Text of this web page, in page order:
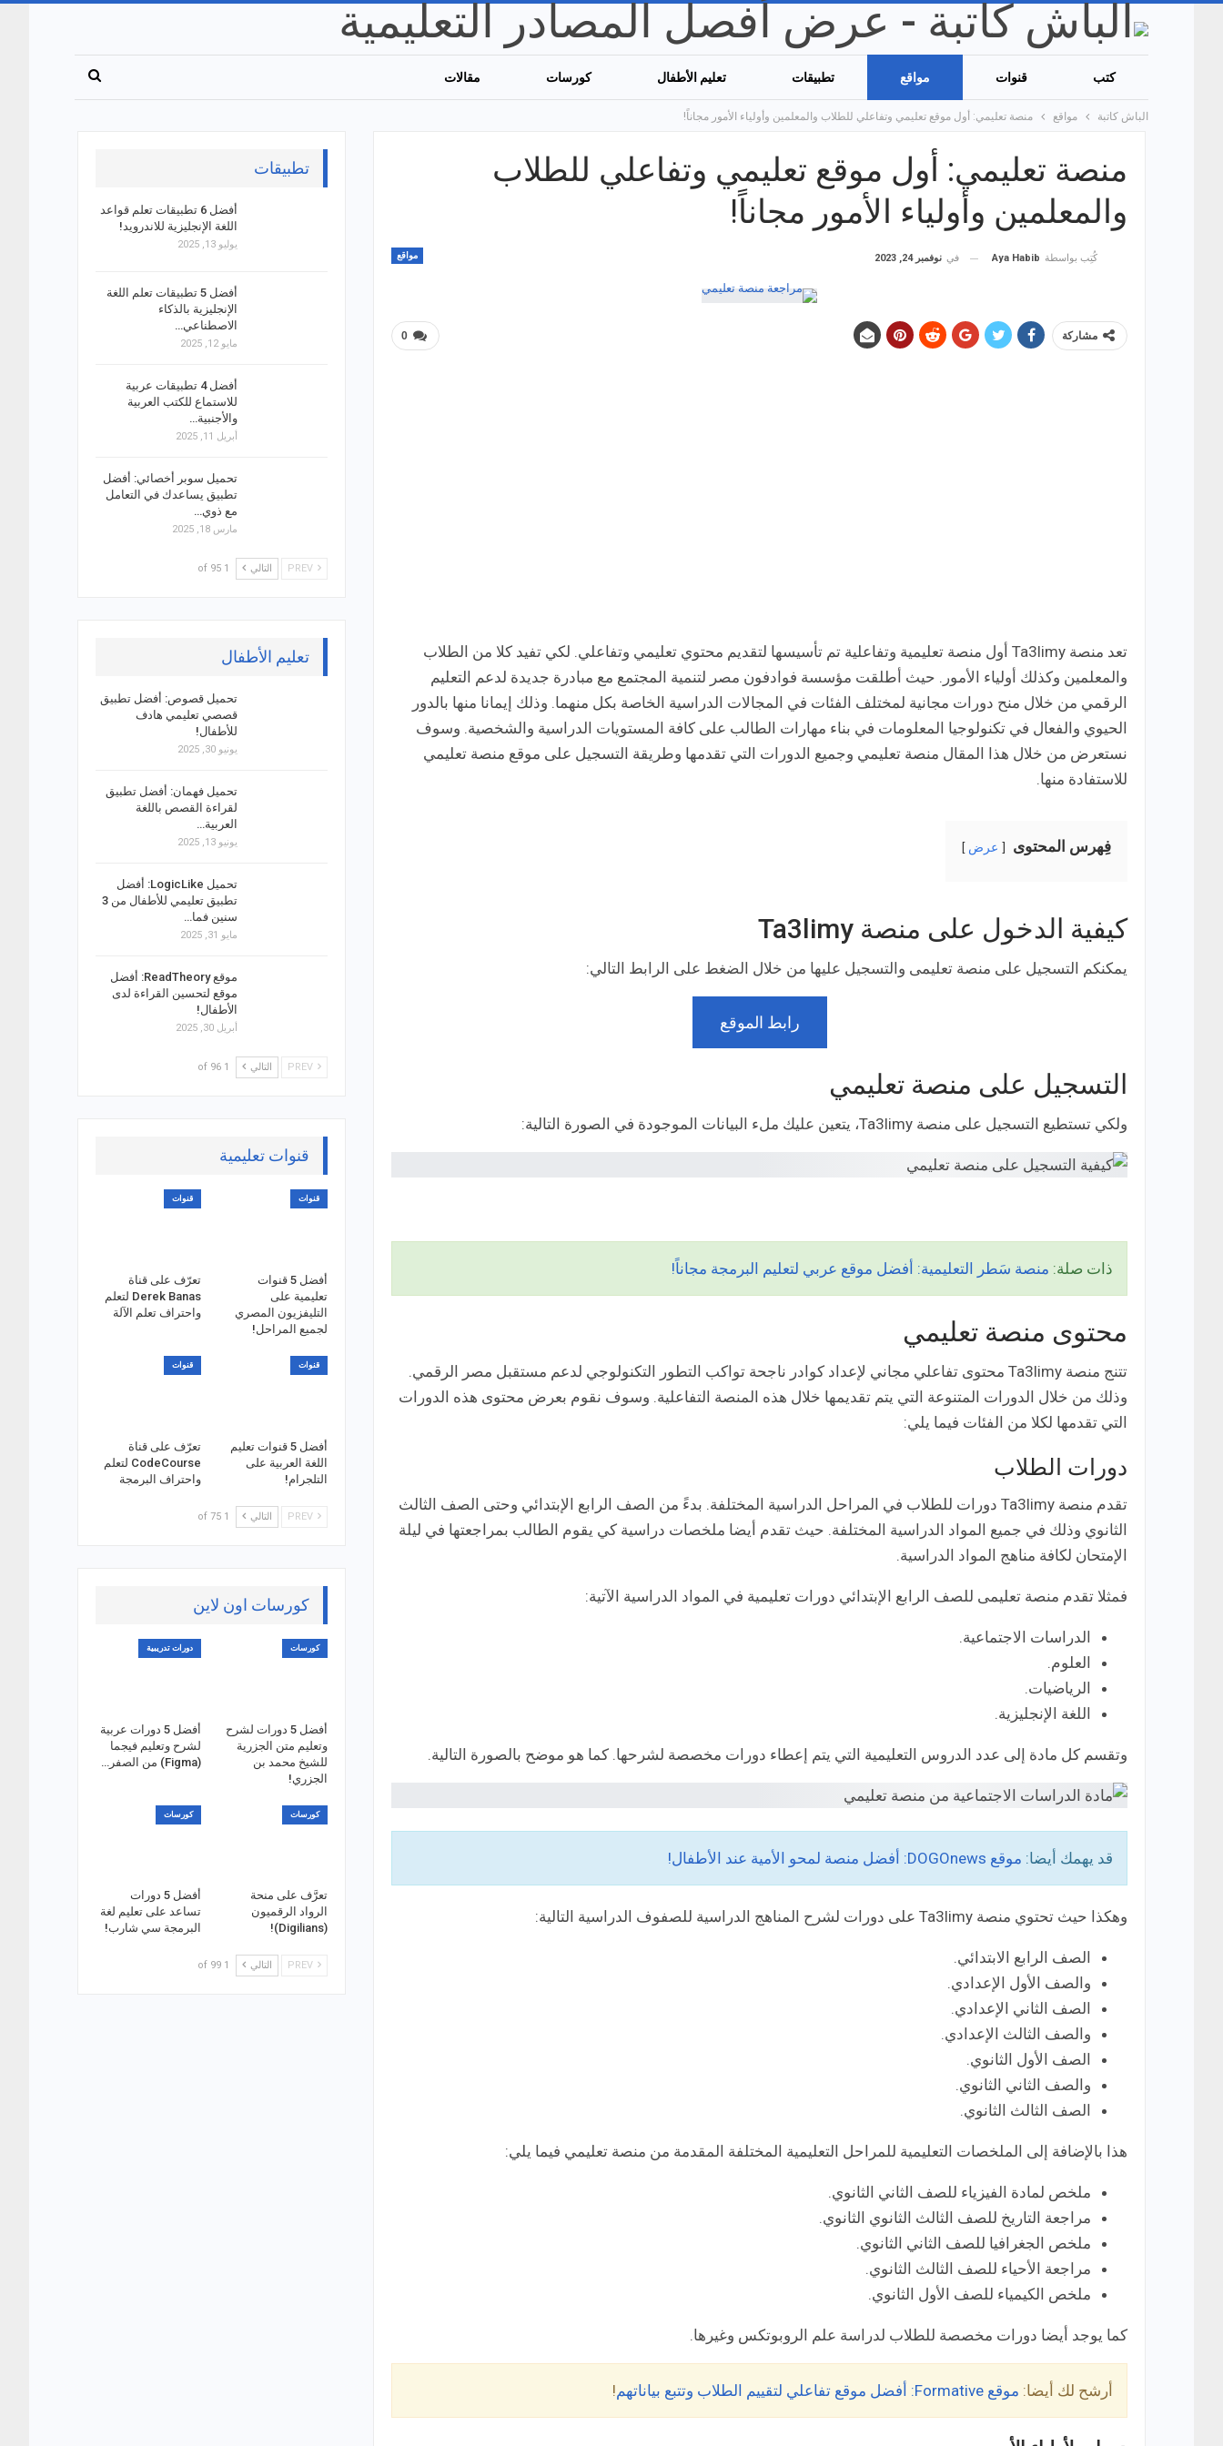
كتب قنوات مواقع تطبيقات تعليم الأطفال كورسات مقالات
الباش كاتبة مواقع منصة تعليمي: أول موقع تعليمي وتفاعلي للطلاب والمعلمين وأولياء الأمور مجاناً!
منصة تعليمي: أول موقع تعليمي وتفاعلي للطلاب
والمعلمين وأولياء الأمور مجاناً!
مواقع كُتِب بواسطة Aya Habib في نوفمبر 24, 2023
0 مشاركة
تعد منصة Ta3limy أول منصة تعليمية وتفاعلية تم تأسيسها لتقديم محتوي تعليمي وتفاعلي. لكي تفيد كلا من الطلاب
والمعلمين وكذلك أولياء الأمور. حيث أطلقت مؤسسة فوادفون مصر لتنمية المجتمع مع مبادرة جديدة لدعم التعليم
الرقمي من خلال منح دورات مجانية لمختلف الفئات في المجالات الدراسية الخاصة بكل منهما. وذلك إيمانا منها بالدور
الحيوي والفعال في تكنولوجيا المعلومات في بناء مهارات الطالب على كافة المستويات الدراسية والشخصية. وسوف
نستعرض من خلال هذا المقال منصة تعليمي وجميع الدورات التي تقدمها وطريقة التسجيل على موقع منصة تعليمي
للاستفادة منها.
فِهرس المحتوى عرض
كيفية الدخول على منصة Ta3limy
يمكنكم التسجيل على منصة تعليمى والتسجيل عليها من خلال الضغط على الرابط التالي:
رابط الموقع
التسجيل على منصة تعليمي
ولكي تستطيع التسجيل على منصة Ta3limy، يتعين عليك ملء البيانات الموجودة في الصورة التالية:
ذات صلة: منصة سَطر التعليمية: أفضل موقع عربي لتعليم البرمجة مجاناً!
محتوى منصة تعليمي
تتنج منصة Ta3limy محتوى تفاعلي مجاني لإعداد كوادر ناجحة تواكب التطور التكنولوجي لدعم مستقبل مصر الرقمي.
وذلك من خلال الدورات المتنوعة التي يتم تقديمها خلال هذه المنصة التفاعلية. وسوف نقوم بعرض محتوى هذه الدورات
التي تقدمها لكلا من الفئات فيما يلي:
دورات الطلاب
تقدم منصة Ta3limy دورات للطلاب في المراحل الدراسية المختلفة. بدءً من الصف الرابع الإبتدائي وحتى الصف الثالث
الثانوي وذلك في جميع المواد الدراسية المختلفة. حيث تقدم أيضا ملخصات دراسية كي يقوم الطالب بمراجعتها في ليلة
الإمتحان لكافة مناهج المواد الدراسية.
فمثلا تقدم منصة تعليمى للصف الرابع الإبتدائي دورات تعليمية في المواد الدراسية الآتية:
الدراسات الاجتماعية.
العلوم.
الرياضيات.
اللغة الإنجليزية.
وتقسم كل مادة إلى عدد الدروس التعليمية التي يتم إعطاء دورات مخصصة لشرحها. كما هو موضح بالصورة التالية.
قد يهمك أيضا: موقع DOGOnews: أفضل منصة لمحو الأمية عند الأطفال!
وهكذا حيث تحتوي منصة Ta3limy على دورات لشرح المناهج الدراسية للصفوف الدراسية التالية:
الصف الرابع الابتدائي.
والصف الأول الإعدادي.
الصف الثاني الإعدادي.
والصف الثالث الإعدادي.
الصف الأول الثانوي.
والصف الثاني الثانوي.
الصف الثالث الثانوي.
هذا بالإضافة إلى الملخصات التعليمية للمراحل التعليمية المختلفة المقدمة من منصة تعليمي فيما يلي:
ملخص لمادة الفيزياء للصف الثاني الثانوي.
مراجعة التاريخ للصف الثالث الثانوي الثانوي.
ملخص الجغرافيا للصف الثاني الثانوي.
مراجعة الأحياء للصف الثالث الثانوي.
ملخص الكيمياء للصف الأول الثانوي.
كما يوجد أيضا دورات مخصصة للطلاب لدراسة علم الروبوتكس وغيرها.
أرشح لك أيضا: موقع Formative: أفضل موقع تفاعلي لتقييم الطلاب وتتبع بياناتهم !
تطبيقات
أفضل 6 تطبيقات تعلم قواعد
اللغة الإنجليزية للاندرويد!
يوليو 13, 2025
أفضل 5 تطبيقات تعلم اللغة
الإنجليزية بالذكاء
الاصطناعي…
مايو 12, 2025
أفضل 4 تطبيقات عربية
للاستماع للكتب العربية
والأجنبية…
أبريل 11, 2025
تحميل سوبر أخصائي: أفضل
تطبيق يساعدك في التعامل
مع ذوي…
مارس 18, 2025
التالي 1 of 95
تعليم الأطفال
تحميل قصوص: أفضل تطبيق
قصصي تعليمي هادف
للأطفال!
يونيو 30, 2025
تحميل فهمان: أفضل تطبيق
لقراءة القصص باللغة
العربية…
يونيو 13, 2025
تحميل LogicLike: أفضل
تطبيق تعليمي للأطفال من 3
سنين فما…
مايو 31, 2025
موقع ReadTheory: أفضل
موقع لتحسين القراءة لدى
الأطفال!
أبريل 30, 2025
التالي 1 of 96
قنوات تعليمية
قنوات
أفضل 5 قنوات
تعليمية على
التليفزيون المصري
لجميع المراحل!
قنوات
تعرّف على قناة
Derek Banas لتعلم
واحتراف تعلم الآلة
قنوات
أفضل 5 قنوات تعليم
اللغة العربية على
التلجرام!
قنوات
تعرّف على قناة
CodeCourse لتعلم
واحتراف البرمجة
التالي 1 of 75
كورسات اون لاين
كورسات
أفضل 5 دورات لشرح
وتعليم متن الجزرية
للشيخ محمد بن
الجزري!
دورات تدريبية
أفضل 5 دورات عربية
لشرح وتعليم فيجما
(Figma) من الصفر…
كورسات
تعرَّف على منحة
الرواد الرقميون
(Digilians)!
كورسات
أفضل 5 دورات
تساعد على تعليم لغة
البرمجة سي شارب!
التالي 1 of 99